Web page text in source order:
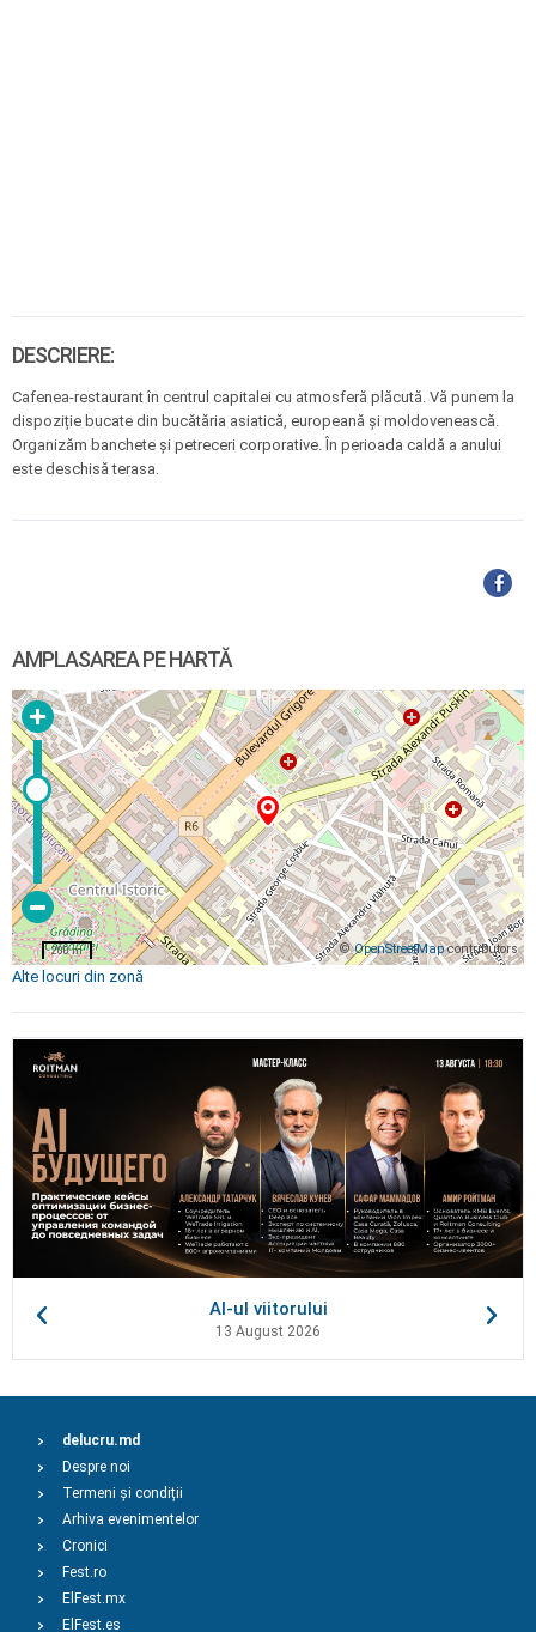
DESCRIERE:
Cafenea-restaurant în centrul capitalei cu atmosferă plăcută. Vă punem la
dispoziție bucate din bucătăria asiatică, europeană și moldovenească.
Organizăm banchete și petreceri corporative. În perioada caldă a anului
este deschisă terasa.
AMPLASAREA PE HARTĂ
©OpenStreetMapcontributors
200 m
Alte locuri din zonă
AI-ul viitorului
13 August 2026
delucru.md
Despre noi
Termeni și condiții
Arhiva evenimentelor
Cronici
Fest.ro
ElFest.mx
ElFest.es